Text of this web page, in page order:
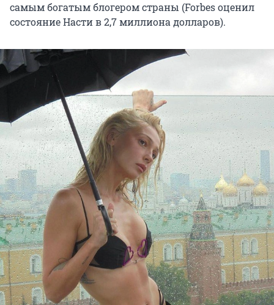
самым богатым блогером страны (Forbes оценил
состояние Насти в 2,7 миллиона долларов).